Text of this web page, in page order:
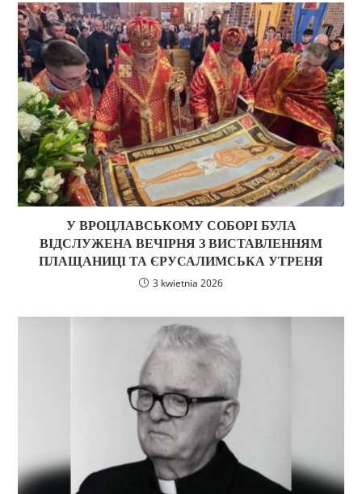
У ВРОЦЛАВСЬКОМУ СОБОРІ БУЛА
ВІДСЛУЖЕНА ВЕЧІРНЯ З ВИСТАВЛЕННЯМ
ПЛАЩАНИЦІ ТА ЄРУСАЛИМСЬКА УТРЕНЯ
3 kwietnia 2026